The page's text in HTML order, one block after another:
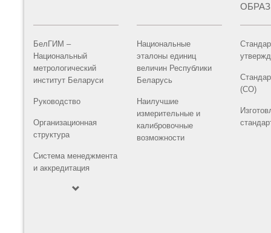
БелГИМ –
Национальный
метрологический
институт Беларуси
Руководство
Организационная
структура
Система менеджмента
и аккредитация
Национальные
эталоны единиц
величин Республики
Беларусь
Наилучшие
измерительные и
калибровочные
возможности
(СО)